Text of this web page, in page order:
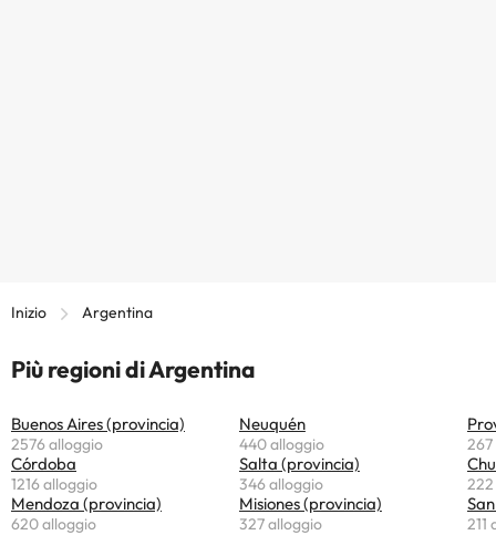
Inizio Argentina
Più regioni di Argentina
Buenos Aires (provincia)
2576 alloggio
Córdoba
1216 alloggio
Mendoza (provincia)
620 alloggio
Neuquén
440 alloggio
Salta (provincia)
346 alloggio
Misiones (provincia)
327 alloggio 211